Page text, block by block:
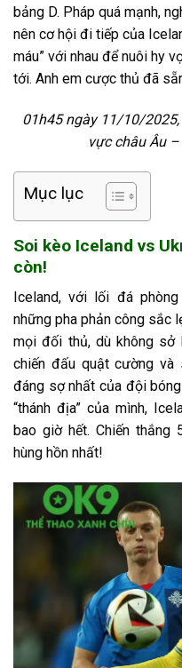
bảng D. Pháp quá mạnh,
nên cơ hội đi tiếp của
máu” với nhau để nuôi hy
tới. Anh em cược thủ đã
01h45 ngày 11/10/
vực châu Âu
Mục lục
Soi kèo Iceland vs
còn!
Iceland, với lối đá
những pha phản công sắc
mọi đối thủ, dù không sở
chiến đấu quật cường
đáng sợ nhất của đội
“thánh địa” của mình,
bao giờ hết. Chiến thắng
hùng hồn nhất!